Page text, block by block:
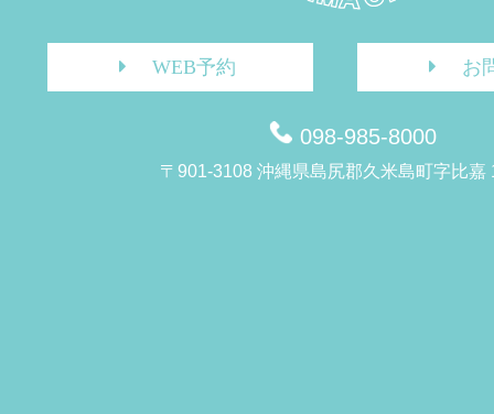
WEB予約 お
098-985-8000
〒901-3108 沖縄県島尻郡久米島町字比嘉